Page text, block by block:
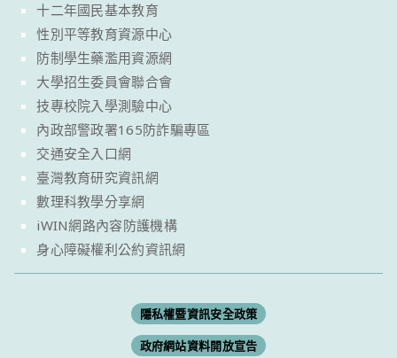
十二年國民基本教育
性別平等教育資源中心
防制學生藥濫用資源網
大學招生委員會聯合會
技專校院入學測驗中心
內政部警政署165防詐騙專區
交通安全入口網
臺灣教育研究資訊網
數理科教學分享網
iWIN網路內容防護機構
身心障礙權利公約資訊網
隱私權暨資訊安全政策
政府網站資料開放宣告